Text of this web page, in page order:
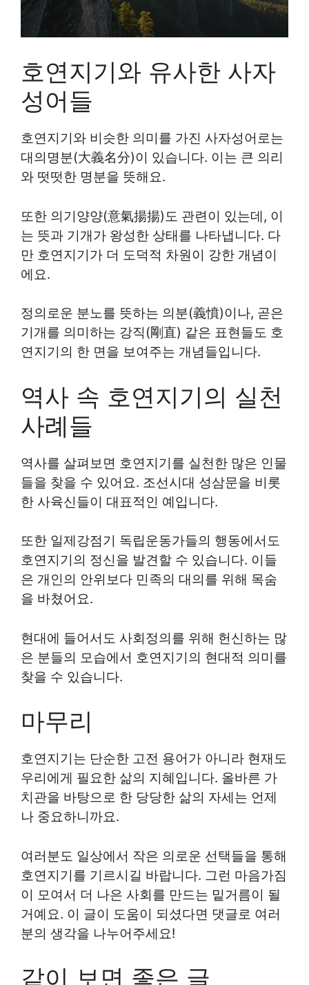
호연지기와 유사한 사자
성어들
호연지기와 비슷한 의미를 가진 사자성어로는
대의명분(大義名分)이 있습니다. 이는 큰 의리
와 떳떳한 명분을 뜻해요.
또한 의기양양(意氣揚揚)도 관련이 있는데, 이
는 뜻과 기개가 왕성한 상태를 나타냅니다. 다
만 호연지기가 더 도덕적 차원이 강한 개념이
에요.
정의로운 분노를 뜻하는 의분(義憤)이나, 곧은
기개를 의미하는 강직(剛直) 같은 표현들도 호
연지기의 한 면을 보여주는 개념들입니다.
역사 속 호연지기의 실천
사례들
역사를 살펴보면 호연지기를 실천한 많은 인물
들을 찾을 수 있어요. 조선시대 성삼문을 비롯
한 사육신들이 대표적인 예입니다.
또한 일제강점기 독립운동가들의 행동에서도
호연지기의 정신을 발견할 수 있습니다. 이들
은 개인의 안위보다 민족의 대의를 위해 목숨
을 바쳤어요.
현대에 들어서도 사회정의를 위해 헌신하는 많
은 분들의 모습에서 호연지기의 현대적 의미를
찾을 수 있습니다.
마무리
호연지기는 단순한 고전 용어가 아니라 현재도
우리에게 필요한 삶의 지혜입니다. 올바른 가
치관을 바탕으로 한 당당한 삶의 자세는 언제
나 중요하니까요.
여러분도 일상에서 작은 의로운 선택들을 통해
호연지기를 기르시길 바랍니다. 그런 마음가짐
이 모여서 더 나은 사회를 만드는 밑거름이 될
거예요. 이 글이 도움이 되셨다면 댓글로 여러
분의 생각을 나누어주세요!
같이 보면 좋은 글